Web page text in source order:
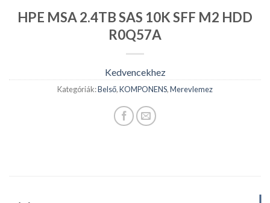
HPE MSA 2.4TB SAS 10K SFF M2 HDD
R0Q57A
Kedvencekhez
Kategóriák:Belső,KOMPONENS,Merevlemez